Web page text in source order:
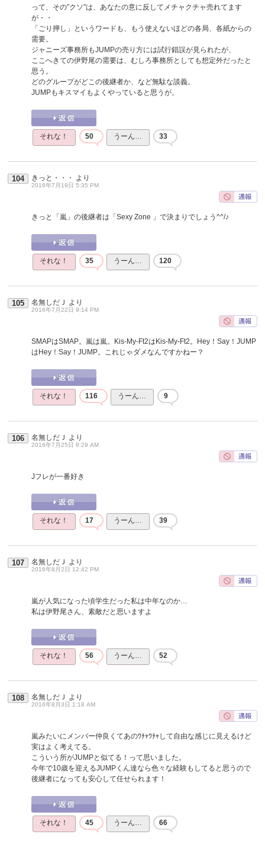
って、その”クソ”は、あなたの意に反してメチャクチャ売れてます
が・・
「ごり押し」というワードも、もう使えないほどの各局、各紙からの
需要。
ジャニーズ事務所もJUMPの売り方には試行錯誤が見られたが、
ここへきての伊野尾の需要は、むしろ事務所としても想定外だったと
思う。
どのグループがどこの後継者か、など無駄な談義。
JUMPもキスマイもよくやっていると思うが。
それな！ 50 うーん… 33
104 きっと・・・ より
2016年7月19日 5:35 PM
きっと「嵐」の後継者は「Sexy Zone 」で決まりでしょう^^/♪
それな！ 35 うーん… 120
105 名無しだＪ より
2016年7月22日 9:14 PM
SMAPはSMAP。嵐は嵐。Kis-My-Ft2はKis-My-Ft2。Hey！Say！JUMP
はHey！Say！JUMP。これじゃダメなんですかねー？
それな！ 116 うーん… 9
106 名無しだＪ より
2016年7月25日 8:29 AM
Jフレが一番好き
それな！ 17 うーん… 39
107 名無しだＪ より
2016年8月2日 12:42 PM
嵐が人気になった頃学生だった私は中年なのか…
私は伊野尾さん、素敵だと思いますよ
それな！ 56 うーん… 52
108 名無しだＪ より
2016年8月3日 1:18 AM
嵐みたいにメンバー仲良くてあのﾜﾁｬﾜﾁｬして自由な感じに見えるけど
実はよく考えてる。
こういう所がJUMPと似てる！って思いました。
今年で10歳を迎えるJUMPくん達なら色々な経験もしてると思うので
後継者になっても安心して任せられます！
それな！ 45 うーん… 66